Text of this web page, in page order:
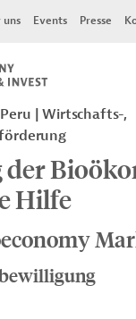
uns Events Presse
Peru
Wirtschafts-,
Hilfe